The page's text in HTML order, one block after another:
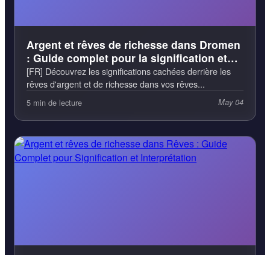
Argent et rêves de richesse dans Dromen
: Guide complet pour la signification et
l'interprétation
[FR] Découvrez les significations cachées derrière les
rêves d'argent et de richesse dans vos rêves...
5 min de lecture May 04